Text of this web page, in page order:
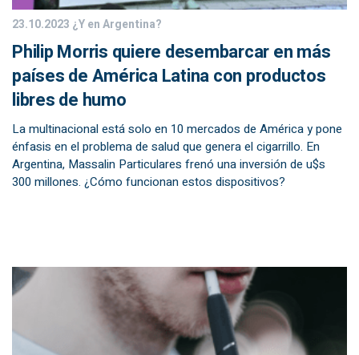
23.10.2023 ¿Y en Argentina?
Philip Morris quiere desembarcar en más
países de América Latina con productos
libres de humo
La multinacional está solo en 10 mercados de América y pone
énfasis en el problema de salud que genera el cigarrillo. En
Argentina, Massalin Particulares frenó una inversión de u$s
300 millones. ¿Cómo funcionan estos dispositivos?